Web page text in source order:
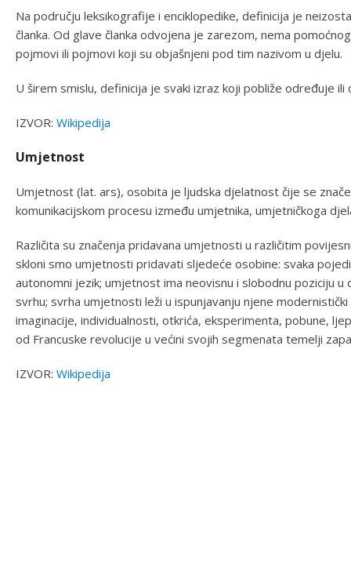
Na području leksikografije i enciklopedike, definicija je
članka. Od glave članka odvojena je zarezom, nema
pojmovi ili pojmovi koji su objašnjeni pod tim nazivom u djelu.
U širem smislu, definicija je svaki izraz koji pobliže određuje ili
IZVOR: Wikipedija
Umjetnost
Umjetnost (lat. ars), osobita je ljudska djelatnost čije se
komunikacijskom procesu između umjetnika, umjetničkoga
Različita su značenja pridavana umjetnosti u različitim
skloni smo umjetnosti pridavati sljedeće osobine: svaka
autonomni jezik; umjetnost ima neovisnu i slobodnu poziciju
svrhu; svrha umjetnosti leži u ispunjavanju njene
imaginacije, individualnosti, otkrića, eksperimenta, pobune,
od Francuske revolucije u većini svojih segmenata temelji
IZVOR: Wikipedija